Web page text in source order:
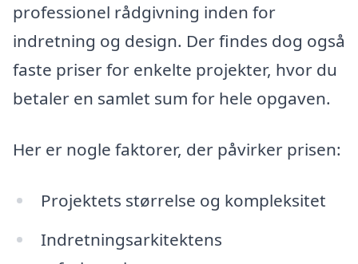
professionel rådgivning inden for
indretning og design. Der findes dog også
faste priser for enkelte projekter, hvor du
betaler en samlet sum for hele opgaven.
Her er nogle faktorer, der påvirker prisen:
Projektets størrelse og kompleksitet
Indretningsarkitektens